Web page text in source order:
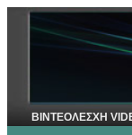
ΒΙΝΤΕΟΛΕΣΧΗ